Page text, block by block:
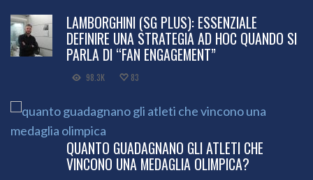
LAMBORGHINI (SG PLUS): ESSENZIALE
DEFINIRE UNA STRATEGIA AD HOC QUANDO SI
PARLA DI “FAN ENGAGEMENT”
98.3K 83
QUANTO GUADAGNANO GLI ATLETI CHE
VINCONO UNA MEDAGLIA OLIMPICA?